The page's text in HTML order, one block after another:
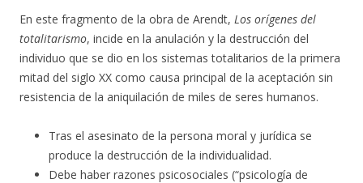
En este fragmento de la obra de Arendt, Los orígenes del
totalitarismo, incide en la anulación y la destrucción del
individuo que se dio en los sistemas totalitarios de la primera
mitad del siglo XX como causa principal de la aceptación sin
resistencia de la aniquilación de miles de seres humanos.
Tras el asesinato de la persona moral y jurídica se
produce la destrucción de la individualidad.
Debe haber razones psicosociales (“psicología de